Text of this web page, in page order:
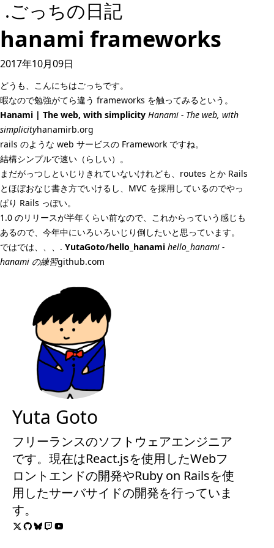
.ごっちの日記
hanami frameworks
2017年10月09日
どうも、こんにちはごっちです。
暇なので勉強がてら違う frameworks を触ってみるという。
Hanami | The web, with simplicity Hanami - The web, with
simplicityhanamirb.org
rails のような web サービスの Framework ですね。
結構シンプルで速い（らしい）。
まだがっつしといじりきれていないけれども、routes とか Rails
とほぼおなじ書き方でいけるし、MVC を採用しているのでやっ
ぱり Rails っぽい。
1.0 のリリースが半年くらい前なので、これからっていう感じも
あるので、今年中にいろいろいじり倒したいと思っています。
ではでは、、、. YutaGoto/hello_hanami hello_hanami -
hanami の練習github.com
Yuta Goto
フリーランスのソフトウェアエンジニア
です。現在はReact.jsを使用したWebフ
ロントエンドの開発やRuby on Railsを使
用したサーバサイドの開発を行っていま
す。